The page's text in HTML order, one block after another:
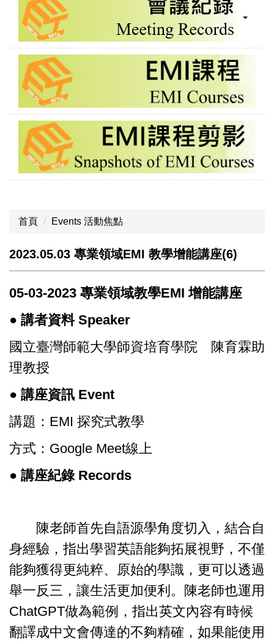
首頁 Events 活動焦點
2023.05.03 專業領域EMI 教學增能講座(6)
05-03-2023 專業領域教學EMI 增能講座
● 講者資料 Speaker
國立臺灣師範大學師資培育學院 陳育霖助
理教授
● 講座資訊 Event
講題：EMI 探究式教學
方式：Google Meet線上
● 講座紀錄 Records
陳老師首先自語源學角度切入，結合自
身經驗，指出學習英語能夠拓展視野，不僅
能夠獲得更純粹、原始的學識，更可以透過
舉一反三，讓生活更加便利。陳老師也運用
ChatGPT做為範例，指出英文內容有時候
翻譯成中文會傳達的不夠精確，如果能使用